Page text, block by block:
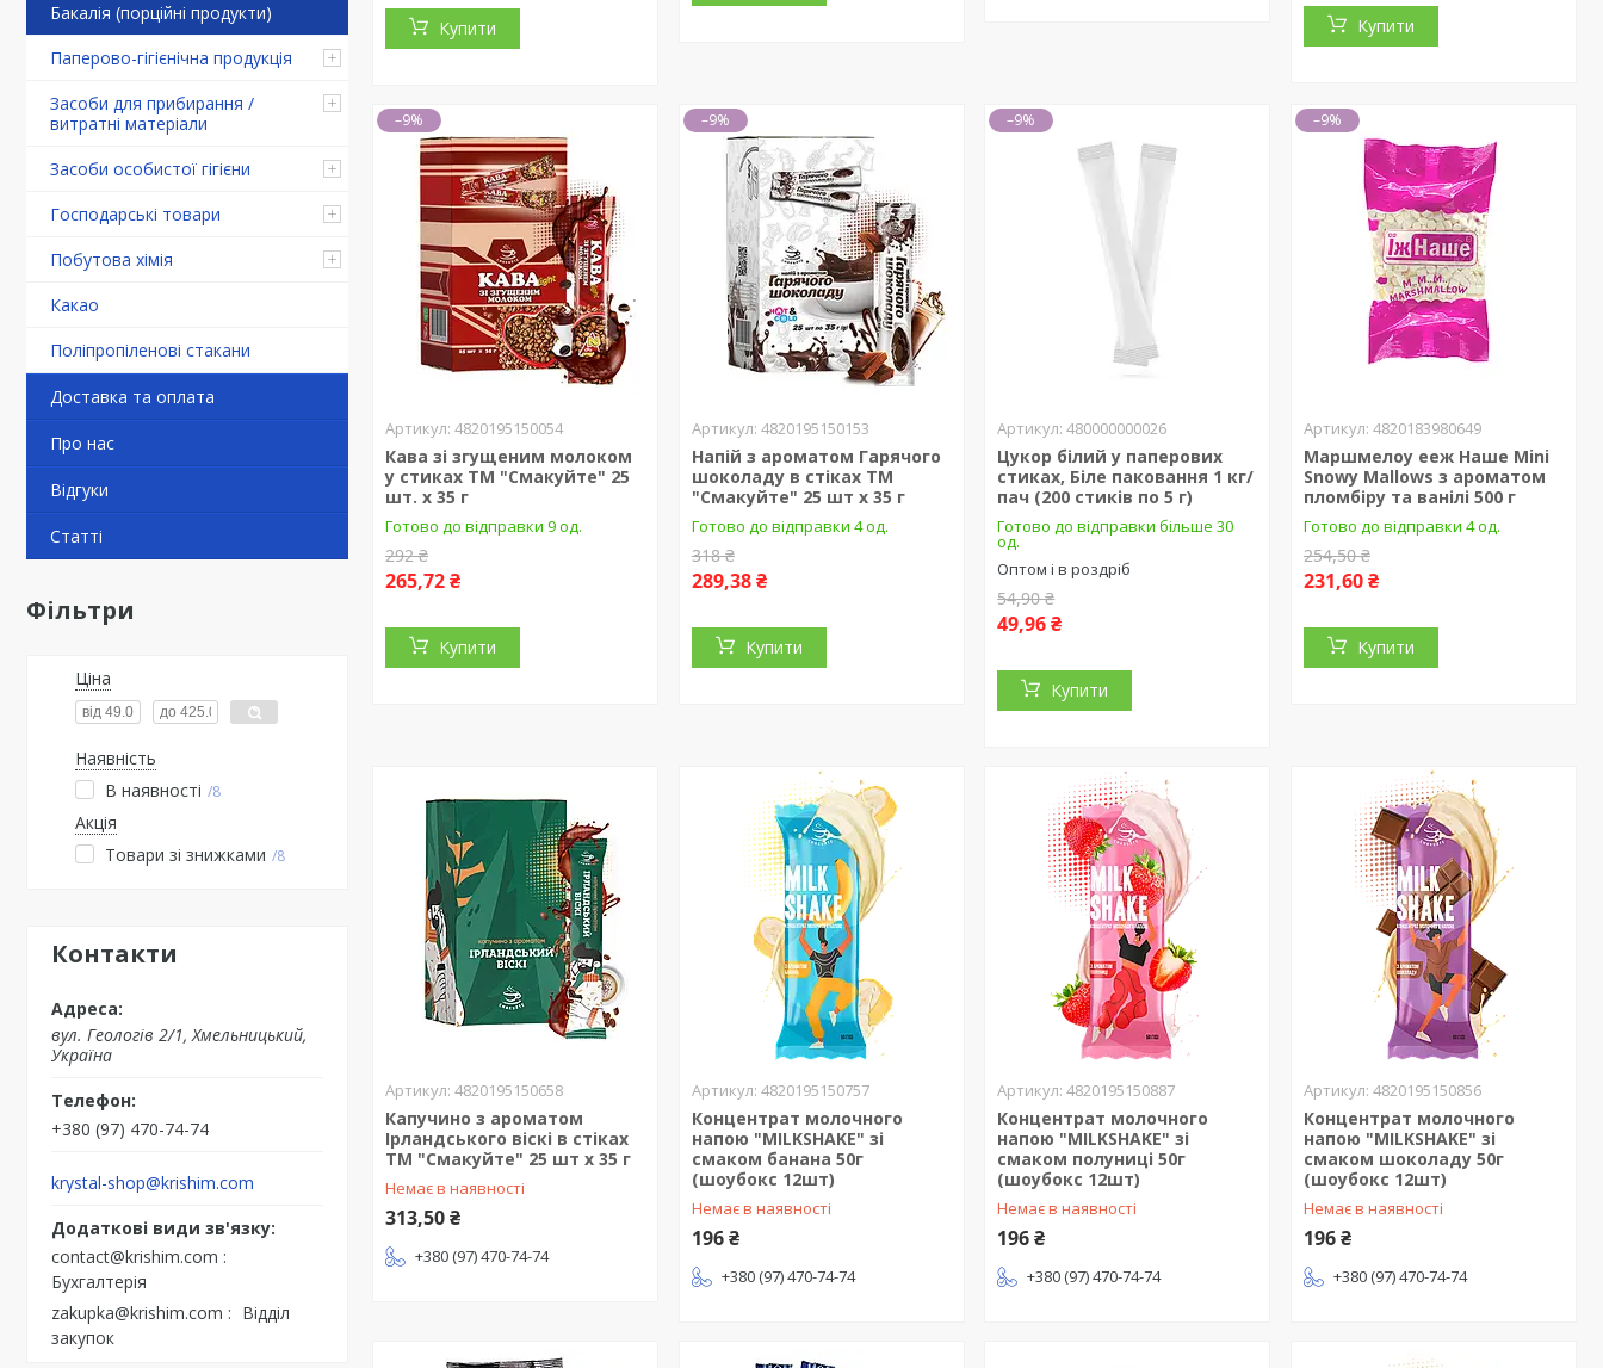
Бакалія (порційні продукти)
Паперово-гігієнічна продукція
Засоби для прибирання /
витратні матеріали
Засоби особистої гігієни
Господарські товари
Побутова хімія
Какао
Поліпропіленові стакани
Доставка та оплата
Про нас
Відгуки
Статті
Фільтри
Ціна
Наявність
В наявності
8
Акція
Товари зі знижками
8
Контакти
вул. Геологів 2/1, Хмельницький,
Україна
+380 (97) 470-74-74
krystal-shop@krishim.com
contact@krishim.com
Бухгалтерія
zakupka@krishim.com
Відділ
закупок
Купити Купити
–9%
4820195150054
Кава зі згущеним молоком
у стиках ТМ "Смакуйте" 25
шт. х 35 г
Готово до відправки 9 од.
292 ₴
265,72 ₴
Купити
–9%
4820195150153
Напій з ароматом Гарячого
шоколаду в стіках ТМ
"Смакуйте" 25 шт х 35 г
Готово до відправки 4 од.
318 ₴
289,38 ₴
Купити
–9%
480000000026
Цукор білий у паперових
стиках, Біле паковання 1 кг/
пач (200 стиків по 5 г)
Готово до відправки більше 30
од.
Оптом і в роздріб
54,90 ₴
49,96 ₴
Купити
–9%
4820183980649
Маршмелоу eeж Наше Mini
Snowy Mallows з ароматом
пломбіру та ванілі 500 г
Готово до відправки 4 од.
254,50 ₴
231,60 ₴
Купити
4820195150658
Капучино з ароматом
Ірландського віскі в стіках
ТМ "Смакуйте" 25 шт х 35 г
Немає в наявності
313,50 ₴
+380 (97) 470-74-74
4820195150757
Концентрат молочного
напою "MILKSHAKE" зі
смаком банана 50г
(шоубокс 12шт)
Немає в наявності
196 ₴
+380 (97) 470-74-74
4820195150887
Концентрат молочного
напою "MILKSHAKE" зі
смаком полуниці 50г
(шоубокс 12шт)
Немає в наявності
196 ₴
+380 (97) 470-74-74
4820195150856
Концентрат молочного
напою "MILKSHAKE" зі
смаком шоколаду 50г
(шоубокс 12шт)
Немає в наявності
196 ₴
+380 (97) 470-74-74